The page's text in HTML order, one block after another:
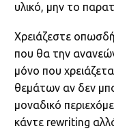
υλικό, μην το
Χρειάζεστε
που θα την
μόνο που
θεμάτων αν δεν
μοναδικό
κάντε rewriting